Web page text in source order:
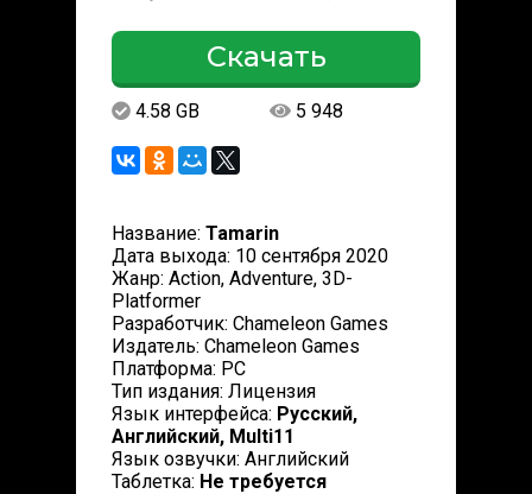
Скачать
4.58 GB 5 948
Название: Tamarin
Дата выхода: 10 сентября 2020
Жанр: Action, Adventure, 3D-
Platformer
Разработчик: Chameleon Games
Издатель: Chameleon Games
Платформа: PC
Тип издания: Лицензия
Язык интерфейса: Русский,
Английский, Multi11
Язык озвучки: Английский
Таблетка: Не требуется